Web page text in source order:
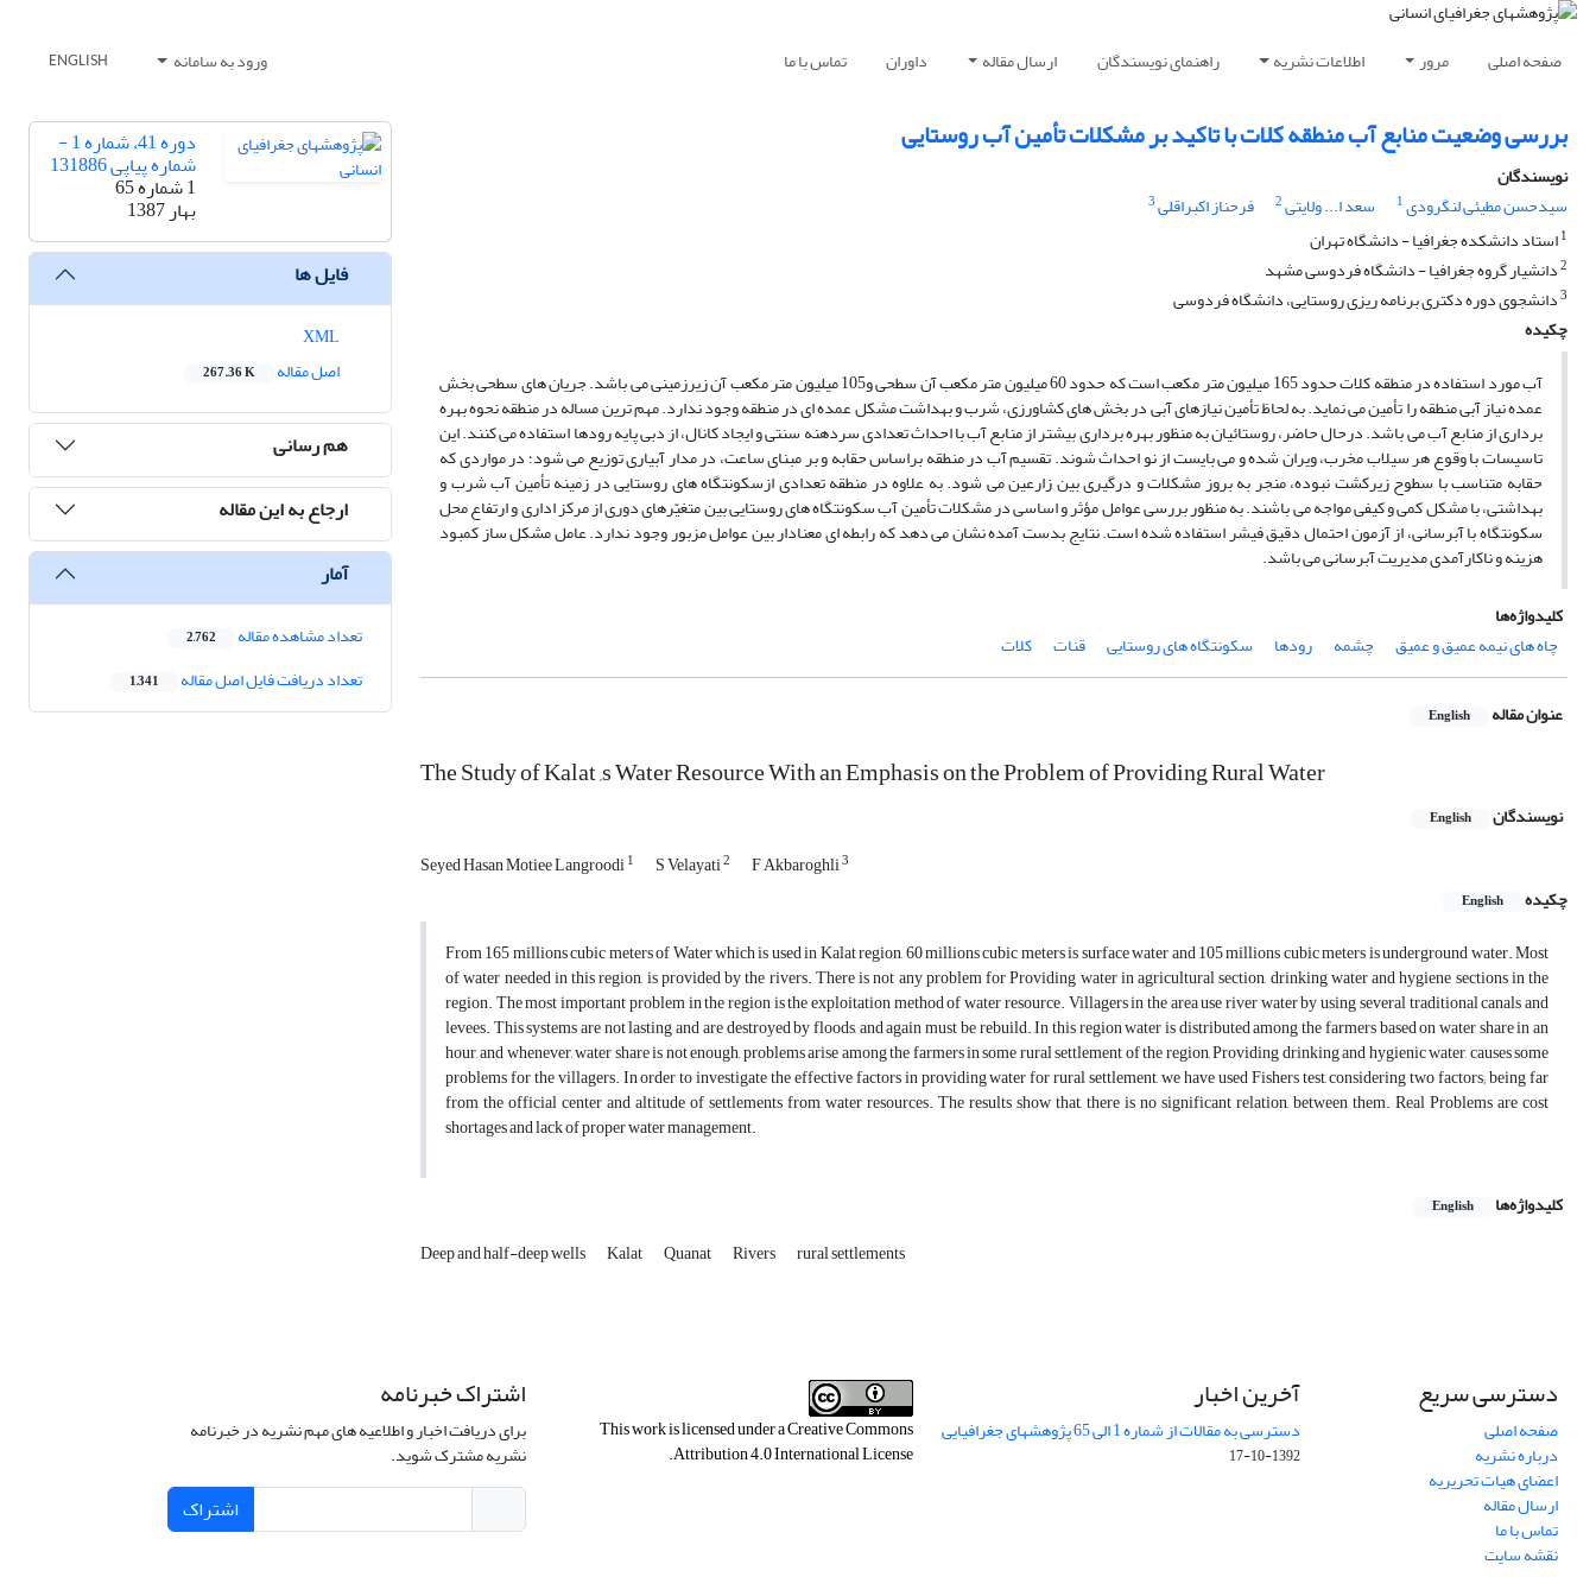
صفحه اصلی مرور اطلاعات نشریه راهنمای نویسندگان ارسال مقاله داوران تماس با ما ورود به سامانه ENGLISH
بررسی وضعیت منابع آب منطقه کلات با تاکید بر مشکلات تأمین آب روستایی
نویسندگان
سیدحسن مطیئی لنگرودی1 سعد ا... ولایتی2 فرحناز اکبراقلی3
1استاد دانشکده جغرافیا - دانشگاه تهران
2دانشیار گروه جغرافیا - دانشگاه فردوسی مشهد
3دانشجوی دوره دکتری برنامه ریزی روستایی، دانشگاه فردوسی
چکیده
آب مورد استفاده در منطقه کلات حدود 165 میلیون متر مکعب است که حدود 60 میلیون متر مکعب آن سطحی و105 میلیون متر مکعب آن زیرزمینی می باشد. جریان های سطحی بخش
عمده نیاز آبی منطقه را تأمین می نماید. به لحاظ تأمین نیازهای آبی در بخش های کشاورزی، شرب و بهداشت مشکل عمده ای در منطقه وجود ندارد. مهم ترین مساله در منطقه نحوه بهره
برداری از منابع آب می باشد. درحال حاضر، روستائیان به منظور بهره برداری بیشتر از منابع آب با احداث تعدادی سردهنه سنتی و ایجاد کانال، از دبی پایه رودها استفاده می کنند. این
تاسیسات با وقوع هر سیلاب مخرب، ویران شده و می بایست از نو احداث شوند. تقسیم آب در منطقه براساس حقابه و بر مبنای ساعت، در مدار آبیاری توزیع می شود؛ در مواردی که
حقابه متناسب با سطوح زیرکشت نبوده، منجر به بروز مشکلات و درگیری بین زارعین می شود. به علاوه در منطقه تعدادی ازسکونتگاه های روستایی در زمینه تأمین آب شرب و
بهداشتی، با مشکل کمی و کیفی مواجه می باشند. به منظور بررسی عوامل مؤثر و اساسی در مشکلات تأمین آب سکونتگاه های روستایی بین متغیّرهای دوری از مرکز اداری و ارتفاع محل
سکونتگاه با آبرسانی، از آزمون احتمال دقیق فیشر استفاده شده است. نتایج بدست آمده نشان می دهد که رابطه ای معنادار بین عوامل مزبور وجود ندارد. عامل مشکل ساز کمبود
هزینه و ناکارآمدی مدیریت آبرسانی می باشد.
کلیدواژه‌ها
چاه های نیمه عمیق و عمیق
چشمه رودها سکونتگاه های روستایی قنات کلات
عنوان مقاله English
The Study of Kalat ,s Water Resource With an Emphasis on the Problem of Providing Rural Water
نویسندگان English
Seyed Hasan Motiee Langroodi1 S Velayati2 F Akbaroghli3
چکیده English
From 165 millions cubic meters of Water which is used in Kalat region, 60 millions cubic meters is surface water and 105 millions cubic meters is underground water. Most
of water needed in this region, is provided by the rivers. There is not any problem for Providing water in agricultural section, drinking water and hygiene sections in the
region. The most important problem in the region is the exploitation method of water resource. Villagers in the area use river water by using several traditional canals and
levees. This systems are not lasting and are destroyed by floods, and again must be rebuild. In this region water is distributed among the farmers based on water share in an
hour, and whenever, water share is not enough, problems arise among the farmers in some rural settlement of the region, Providing drinking and hygienic water, causes some
problems for the villagers. In order to investigate the effective factors in providing water for rural settlement, we have used Fishers test, considering two factors; being far
from the official center and altitude of settlements from water resources. The results show that, there is no significant relation, between them. Real Problems are cost
shortages and lack of proper water management.
کلیدواژه‌ها English
Deep and half-deep wells Kalat Quanat Rivers rural settlements
دوره 41، شماره 1 -
شماره پیاپی 131886
1 شماره 65
بهار 1387
فایل ها
اصل مقاله
267.36 K
هم رسانی
ارجاع به این مقاله
آمار
تعداد مشاهده مقاله 2,762
تعداد دریافت فایل اصل مقاله 1,341
دسترسی سریع
صفحه اصلی
درباره نشریه
اعضای هیات تحریریه
ارسال مقاله
تماس با ما
نقشه سایت
آخرین اخبار
دسترسی به مقالات از شماره 1 الی 65 پژوهشهای جغرافیایی
1392-10-17
This work is licensed under aCreative Commons
Attribution 4.0 International License
.
اشتراک خبرنامه
برای دریافت اخبار و اطلاعیه های مهم نشریه در خبرنامه
نشریه مشترک شوید.
اشتراک